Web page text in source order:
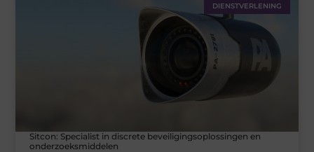
DIENSTVERLENING
Sitcon: Specialist in discrete beveiligingsoplossingen en
onderzoeksmiddelen